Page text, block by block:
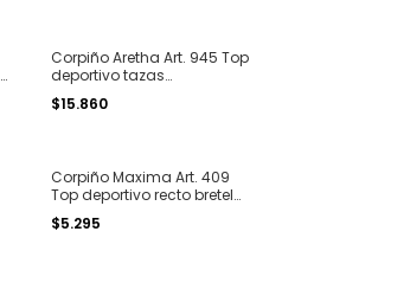
Corpiño Aretha Art. 945 Top
deportivo tazas
desmontables bretel
regulable sin costura T. S al
$15.860
Corpiño Maxima Art. 409
Top deportivo recto bretel
fino sin costura seamlesss
T. 2XL y 3XL
$5.295